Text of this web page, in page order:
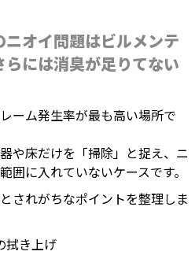
オイ問題はビルメンテ
には消臭が足りてない
ーム発生率が最も高い場所で
や床だけを「掃除」と捉え、ニ
囲に入れていないケースです。
されがちなポイントを整理しま
拭き上げ